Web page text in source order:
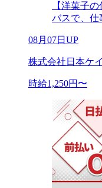
【洋菓子
バスで、仕
08月07日UP
株式会社日本ケ
時給1,250円〜